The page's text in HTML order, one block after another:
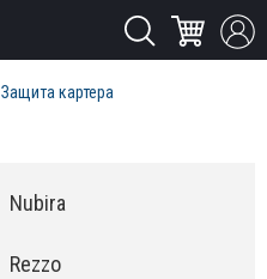
Защита картера
Nubira
Rezzo